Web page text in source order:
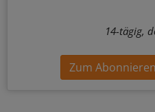
14-tägig,
Zum